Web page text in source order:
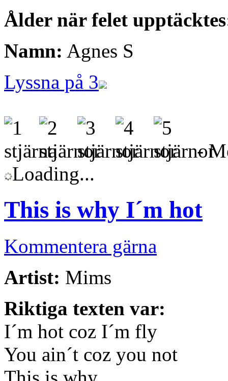
Ålder när felet
Namn: Agnes S
Lyssna på 3
-
Loading...
This is why I´m hot
Kommentera gärna
Artist: Mims
Riktiga texten var:
I´m hot coz I´m fly
You ain´t coz you not